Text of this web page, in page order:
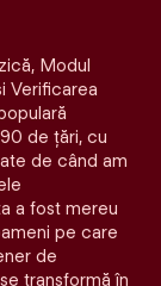
Modul
Verificarea
de țări, cu
de când am
a fost mereu
pe care
de
transformă în